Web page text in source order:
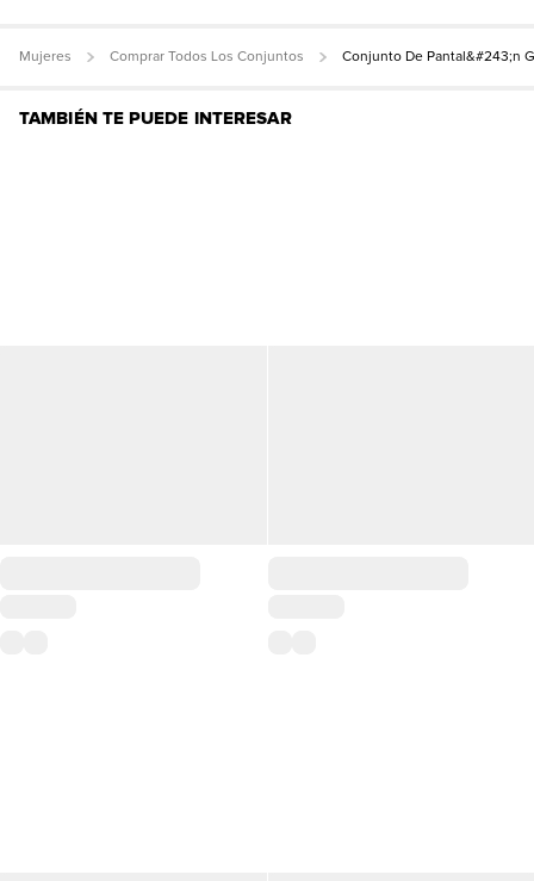
Mujeres Comprar Todos Los Conjuntos Conjunto De Pantal&#243;n
TAMBIÉN TE PUEDE INTERESAR